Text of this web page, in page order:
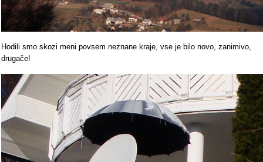
Hodili smo skozi meni povsem neznane kraje, vse je bilo novo, zanimivo,
drugače!